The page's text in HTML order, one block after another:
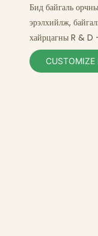
Бид байгаль
эрэлхийлж,
хайрцагны R & D
CUSTOMIZE